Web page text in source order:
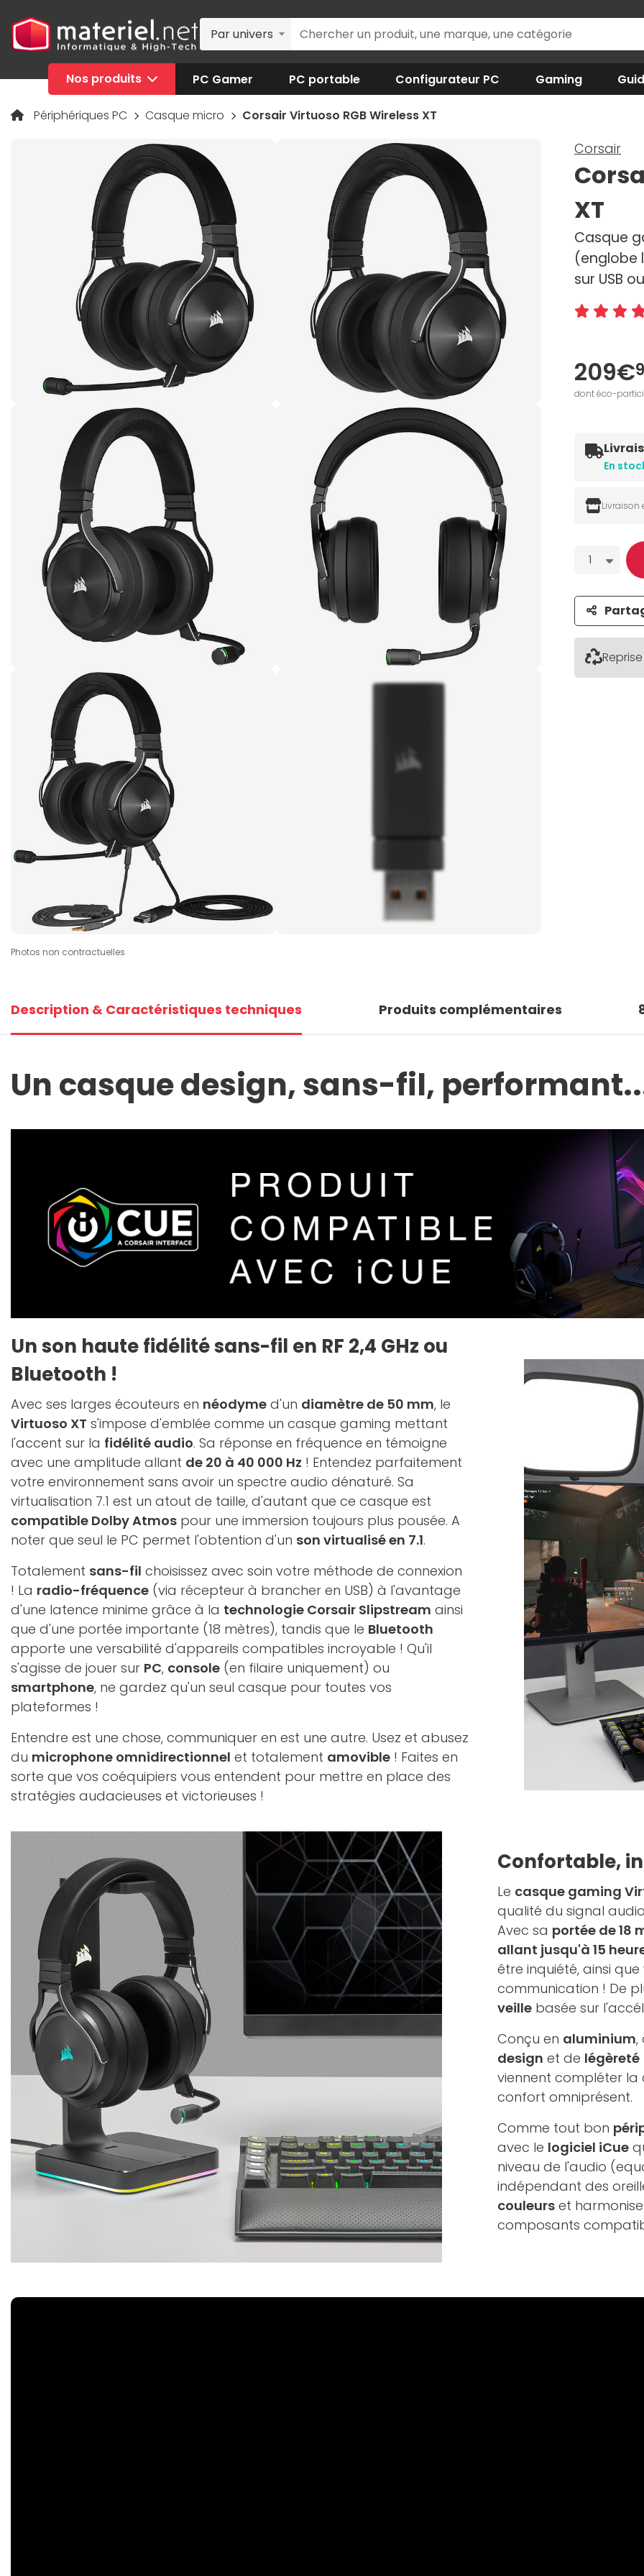
Par univers
Nos produits PC Gamer PC portable Configurateur PC Gaming
Périphériques PC Casque micro Corsair Virtuoso RGB Wireless XT
+1 photo
Photos non contractuelles
Corsair
XT
Casque
(englobe
sur USB
209€
dont éco-
En
Livraison
Quantité
1
Description & Caractéristiques techniques Produits complémentaires
Un casque design, sans-fil,
Un son haute fidélité sans-fil en RF 2,4 GHz ou
Bluetooth !
Avec ses larges écouteurs en néodyme d'un diamètre de 50 mm, le
Virtuoso XT s'impose d'emblée comme un casque gaming mettant
l'accent sur la fidélité audio. Sa réponse en fréquence en témoigne
avec une amplitude allant de 20 à 40 000 Hz ! Entendez parfaitement
votre environnement sans avoir un spectre audio dénaturé. Sa
virtualisation 7.1 est un atout de taille, d'autant que ce casque est
compatible Dolby Atmos pour une immersion toujours plus pousée. A
noter que seul le PC permet l'obtention d'un son virtualisé en 7.1.
Totalement sans-fil choisissez avec soin votre méthode de connexion
! La radio-fréquence (via récepteur à brancher en USB) à l'avantage
d'une latence minime grâce à la technologie Corsair Slipstream ainsi
que d'une portée importante (18 mètres), tandis que le Bluetooth
apporte une versabilité d'appareils compatibles incroyable ! Qu'il
s'agisse de jouer sur PC, console (en filaire uniquement) ou
smartphone, ne gardez qu'un seul casque pour toutes vos
plateformes !
Entendre est une chose, communiquer en est une autre. Usez et abusez
du microphone omnidirectionnel et totalement amovible ! Faites en
sorte que vos coéquipiers vous entendent pour mettre en place des
stratégies audacieuses et victorieuses !
Confortable,
Le casque gaming
qualité du signal
Avec sa portée de 18
allant jusqu'à 15
être inquiété, ainsi
communication ! De
veille basée sur
Conçu en aluminium,
design et de légèreté
viennent compléter la
confort omniprésent.
Comme tout bon
avec le logiciel iCue
niveau de l'audio
indépendant des
couleurs et
composants